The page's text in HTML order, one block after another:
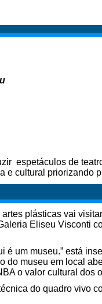
espetáculos de
e cultural priorizando
plásticas vai
Eliseu Visconti
é um museu.” está
do museu em local
o valor cultural
do quadro vivo